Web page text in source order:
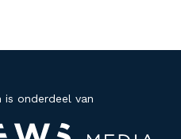
is onderdeel van